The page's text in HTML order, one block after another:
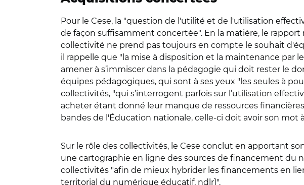
Pour le Cese, la "question de l'utilité et de l'utilisation
de façon suffisamment concertée". En la matière, le
collectivité ne prend pas toujours en compte le souhait
il rappelle que "la mise à disposition et la maintenance par
amener à s’immiscer dans la pédagogie qui doit rester le
équipes pédagogiques, qui sont à ses yeux "les seules à
collectivités, "qui s’interrogent parfois sur l’utilisation
acheter étant donné leur manque de ressources
bandes de l'Éducation nationale, celle-ci doit avoir son
Sur le rôle des collectivités, le Cese conclut en apportant
une cartographie en ligne des sources de financement du
collectivités "afin de mieux hybrider les financements en
territorial du numérique éducatif, ndlr]".